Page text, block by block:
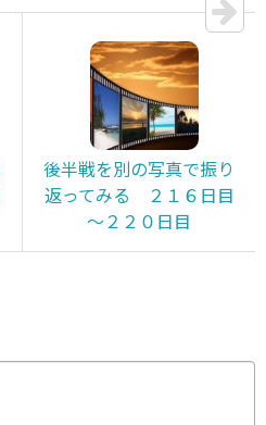
後半戦を別の写真で振り
返ってみる ２１６日目
～２２０日目